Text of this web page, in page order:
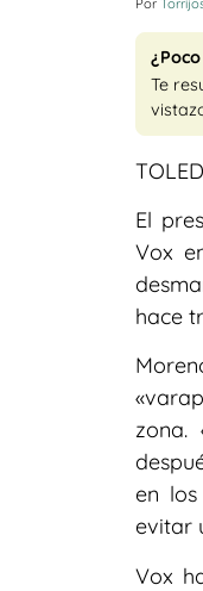
Te
El
Vox
hace
zona.
en
evitar
Vox